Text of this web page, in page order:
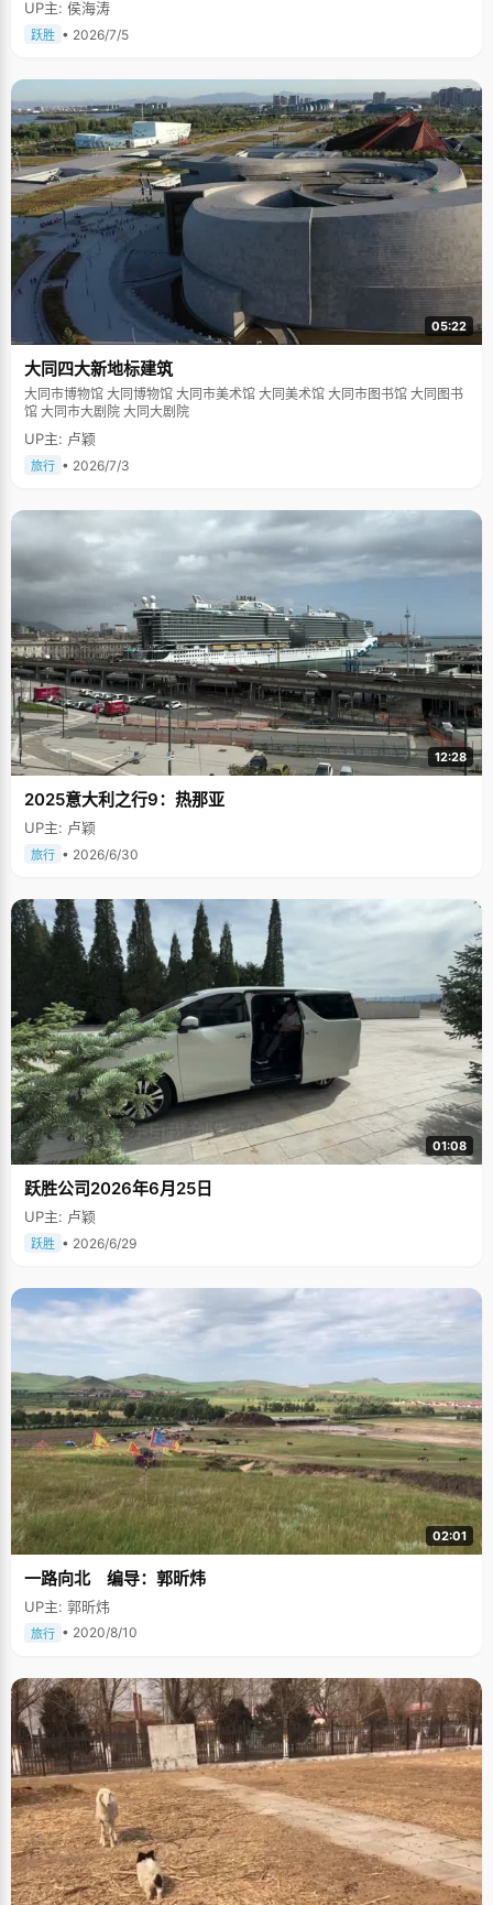
UP主: 侯海涛
跃胜 • 2026/7/5
05:22
大同四大新地标建筑
大同市博物馆 大同博物馆 大同市美术馆 大同美术馆 大同市图书馆 大同图书
馆 大同市大剧院 大同大剧院
UP主: 卢颖
旅行 • 2026/7/3
12:28
2025意大利之行9：热那亚
UP主: 卢颖
旅行 • 2026/6/30
01:08
跃胜公司2026年6月25日
UP主: 卢颖
跃胜 • 2026/6/29
02:01
一路向北 编导：郭昕炜
UP主: 郭昕炜
旅行 • 2020/8/10